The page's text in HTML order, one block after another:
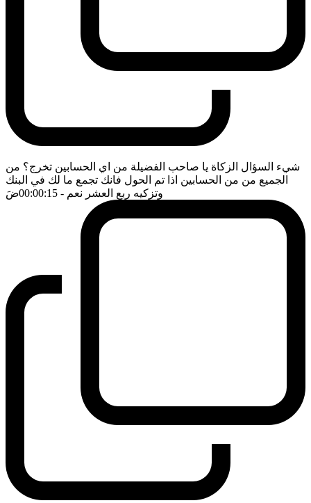
شيء السؤال الزكاة يا صاحب الفضيلة من اي الحسابين تخرج؟ من
الجميع من من الحسابين اذا تم الحول فانك تجمع ما لك في البنك
وتزكيه ربع العشر نعم - 00:00:15 ضَ